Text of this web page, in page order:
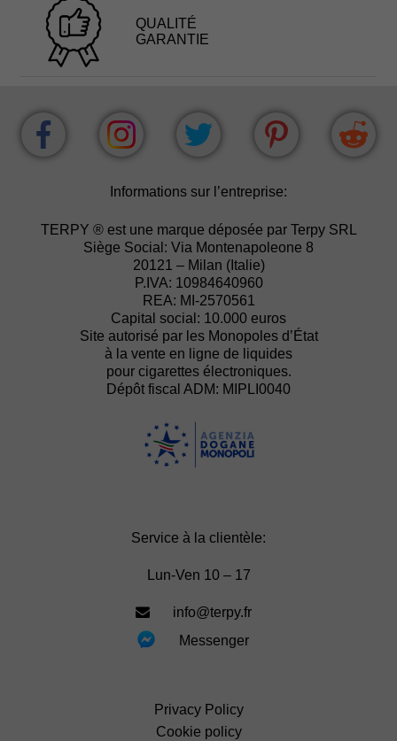
QUALITÉ
GARANTIE
Informations sur l’entreprise:
TERPY ® est une marque déposée par Terpy SRL
Siège Social: Via Montenapoleone 8
20121 – Milan (Italie)
P.IVA: 10984640960
REA: MI-2570561
Capital social: 10.000 euros
Site autorisé par les Monopoles d’État
à la vente en ligne de liquides
pour cigarettes électroniques.
Dépôt fiscal ADM: MIPLI0040
Service à la clientèle:
Lun-Ven 10 – 17
info@terpy.fr
Messenger
Privacy Policy
Cookie policy